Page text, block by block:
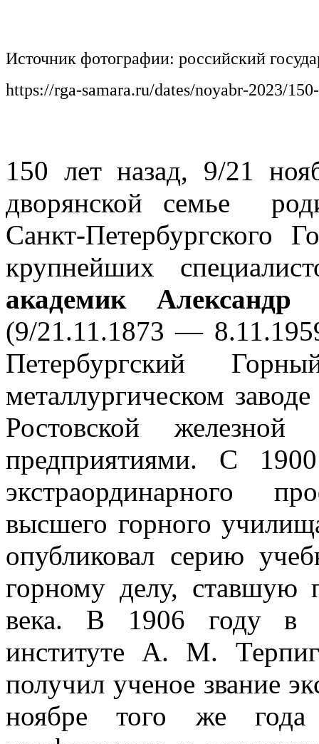
Источник фотографии: российский
https://rga-samara.ru/dates/noyabr-2023/
150 лет назад, 9/21
дворянской семье
Санкт-Петербургского
крупнейших
академик Александр
(9/21.11.1873 —
Петербургский
металлургическом
Ростовской
предприятиями. С
экстраординарного
высшего горного
опубликовал серию
горному делу, ставшую
века. В 1906 году в
институте А. М.
получил ученое звание
ноябре того же года